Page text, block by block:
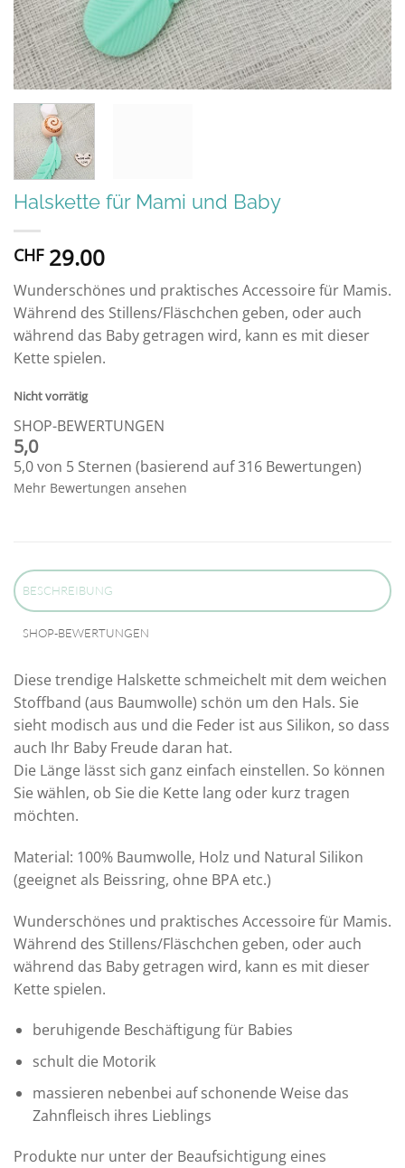
Halskette für Mami und Baby
CHF29.00
Wunderschönes und praktisches Accessoire für Mamis.
Während des Stillens/Fläschchen geben, oder auch
während das Baby getragen wird, kann es mit dieser
Kette spielen.
Nicht vorrätig
SHOP-BEWERTUNGEN
5,0
5,0 von 5 Sternen (basierend auf 316 Bewertungen)
Mehr Bewertungen ansehen
BESCHREIBUNG
SHOP-BEWERTUNGEN
Diese trendige Halskette schmeichelt mit dem weichen
Stoffband (aus Baumwolle) schön um den Hals. Sie
sieht modisch aus und die Feder ist aus Silikon, so dass
auch Ihr Baby Freude daran hat.
Die Länge lässt sich ganz einfach einstellen. So können
Sie wählen, ob Sie die Kette lang oder kurz tragen
möchten.
Material: 100% Baumwolle, Holz und Natural Silikon
(geeignet als Beissring, ohne BPA etc.)
Wunderschönes und praktisches Accessoire für Mamis.
Während des Stillens/Fläschchen geben, oder auch
während das Baby getragen wird, kann es mit dieser
Kette spielen.
beruhigende Beschäftigung für Babies
schult die Motorik
massieren nebenbei auf schonende Weise das
Zahnfleisch ihres Lieblings
Produkte nur unter der Beaufsichtigung eines